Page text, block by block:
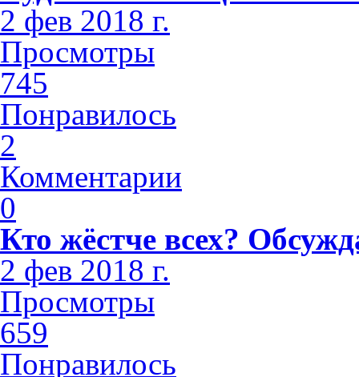
2 фев 2018 г.
Просмотры
745
Понравилось
2
Комментарии
0
Кто жёстче всех?
2 фев 2018 г.
Просмотры
659
Понравилось